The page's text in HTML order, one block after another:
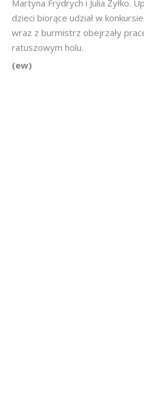
Martyna Frydrych i Julia Żyłko.
dzieci biorące udział w
wraz z burmistrz obejrzały
ratuszowym holu.
(ew)